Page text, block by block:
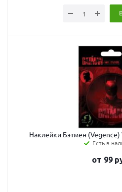
Наклейки Бэтмен
Есть в
от 99